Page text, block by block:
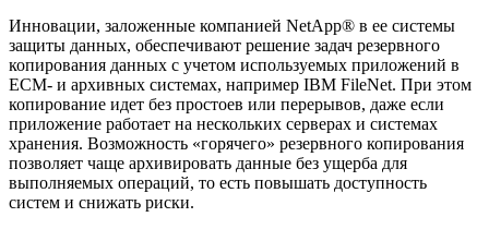
Инновации, заложенные компанией NetApp® в ее системы
защиты данных, обеспечивают решение задач резервного
копирования данных с учетом используемых приложений в
ECM- и архивных системах, например IBM FileNet. При этом
копирование идет без простоев или перерывов, даже если
приложение работает на нескольких серверах и системах
хранения. Возможность «горячего» резервного копирования
позволяет чаще архивировать данные без ущерба для
выполняемых операций, то есть повышать доступность
систем и снижать риски.